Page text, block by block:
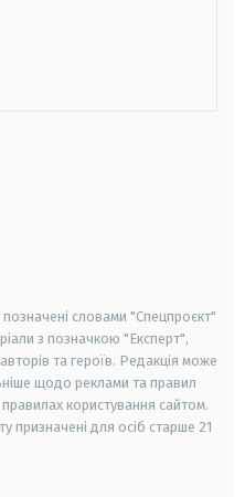
позначені словами "Спецпроєкт"
з позначкою "Експерт",
та героїв. Редакція може
щодо реклами та правил
користування сайтом.
призначені для осіб старше 21